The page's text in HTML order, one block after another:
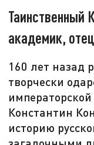
Таинственный
академик,
160 лет назад
творчески
Константин
историю